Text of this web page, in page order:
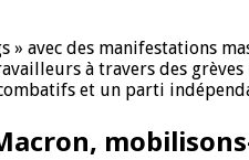
des manifestations
à travers des
et un parti